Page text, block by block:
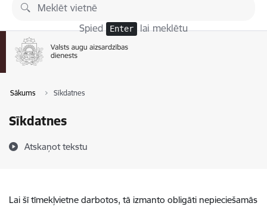
Pāriet uz lapas saturu
Spied Enter lai meklētu
Sākums Sīkdatnes
Sīkdatnes
Atskaņot tekstu
Lai šī tīmekļvietne darbotos, tā izmanto obligāti nepieciešamās